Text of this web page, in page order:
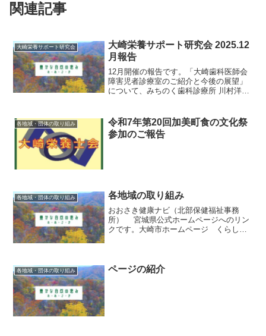
関連記事
大崎栄養サポート研究会
大崎栄養サポート研究会 2025.12
月報告
12月開催の報告です。「大崎歯科医師会
障害児者診療室のご紹介と今後の展望」
について、みちのく歯科診療所 川村洋先
た。今後につながる内容だったとの感想
あり、大崎栄養サポー...
各地域・団体の取り組み
令和7年第20回加美町食の文化祭
参加のご報告
各地域・団体の取り組み 各地域の取り組み
おおさき健康ナビ（北部保健福祉事務
所） 宮城県公式ホームページへのリン
クです。大崎市ホームページ くらし・
キッチン）加美...
各地域・団体の取り組み ページの紹介